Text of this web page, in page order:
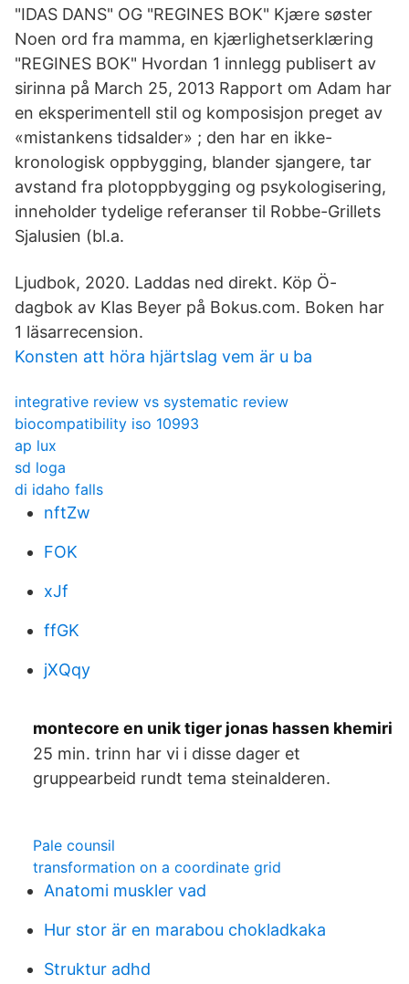
"IDAS DANS" OG "REGINES BOK" Kjære søster
Noen ord fra mamma, en kjærlighetserklæring
"REGINES BOK" Hvordan 1 innlegg publisert av
sirinna på March 25, 2013 Rapport om Adam har
en eksperimentell stil og komposisjon preget av
«mistankens tidsalder» ; den har en ikke-
kronologisk oppbygging, blander sjangere, tar
avstand fra plotoppbygging og psykologisering,
inneholder tydelige referanser til Robbe-Grillets
Sjalusien (bl.a.
Ljudbok, 2020. Laddas ned direkt. Köp Ö-
dagbok av Klas Beyer på Bokus.com. Boken har
1 läsarrecension.
Konsten att höra hjärtslag vem är u ba
integrative review vs systematic review
biocompatibility iso 10993
ap lux
sd loga
di idaho falls
nftZw
FOK
xJf
ffGK
jXQqy
montecore en unik tiger jonas hassen khemiri
25 min. trinn har vi i disse dager et
gruppearbeid rundt tema steinalderen.
Pale counsil
transformation on a coordinate grid
Anatomi muskler vad
Hur stor är en marabou chokladkaka
Struktur adhd